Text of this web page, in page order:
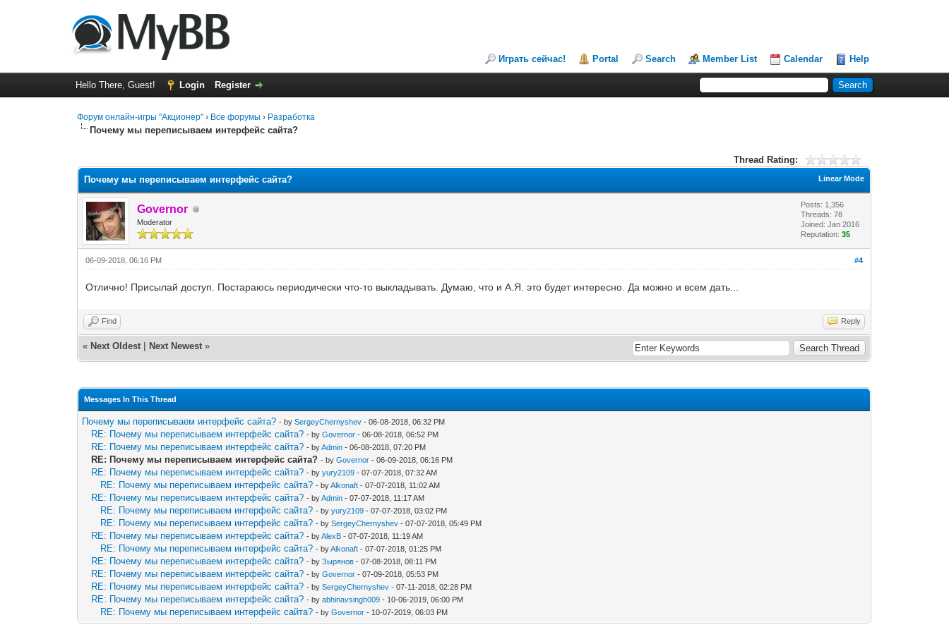
Играть сейчас! Portal Search Member List Calendar Help
Hello There, Guest! Login Register
Форум онлайн-игры "Акционер" › Все форумы › Разработка
Почему мы переписываем интерфейс сайта?
Thread Rating:
Linear Mode
Почему мы переписываем интерфейс сайта?
Governor
Moderator
Posts: 1,356
Threads: 78
Joined: Jan 2016
Reputation:35
#4
06-09-2018, 06:16 PM
Отлично! Присылай доступ. Постараюсь периодически что-то выкладывать. Думаю, что и А.Я. это будет интересно. Да можно и всем дать...
Find Reply
« Next Oldest Next Newest »
Messages In This Thread
Почему мы переписываем интерфейс сайта? - bySergeyChernyshev - 06-08-2018, 06:32 PM
RE: Почему мы переписываем интерфейс сайта? - byGovernor - 06-08-2018, 06:52 PM
RE: Почему мы переписываем интерфейс сайта? - byAdmin - 06-08-2018, 07:20 PM
RE: Почему мы переписываем интерфейс сайта? - byGovernor - 06-09-2018, 06:16 PM
RE: Почему мы переписываем интерфейс сайта? - byyury2109 - 07-07-2018, 07:32 AM
RE: Почему мы переписываем интерфейс сайта? - byAlkonaft - 07-07-2018, 11:02 AM
RE: Почему мы переписываем интерфейс сайта? - byAdmin - 07-07-2018, 11:17 AM
RE: Почему мы переписываем интерфейс сайта? - byyury2109 - 07-07-2018, 03:02 PM
RE: Почему мы переписываем интерфейс сайта? - bySergeyChernyshev - 07-07-2018, 05:49 PM
RE: Почему мы переписываем интерфейс сайта? - byAlexB - 07-07-2018, 11:19 AM
RE: Почему мы переписываем интерфейс сайта? - byAlkonaft - 07-07-2018, 01:25 PM
RE: Почему мы переписываем интерфейс сайта? - byЗырянов - 07-08-2018, 08:11 PM
RE: Почему мы переписываем интерфейс сайта? - byGovernor - 07-09-2018, 05:53 PM
RE: Почему мы переписываем интерфейс сайта? - bySergeyChernyshev - 07-11-2018, 02:28 PM
RE: Почему мы переписываем интерфейс сайта? - byabhinavsingh009 - 10-06-2019, 06:00 PM
RE: Почему мы переписываем интерфейс сайта? - byGovernor - 10-07-2019, 06:03 PM